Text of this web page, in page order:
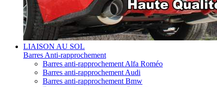
LIAISON AU SOL
Barres Anti-rapprochement
Barres anti-rapprochement Alfa Roméo
Barres anti-rapprochement Audi
Barres anti-rapprochement Bmw